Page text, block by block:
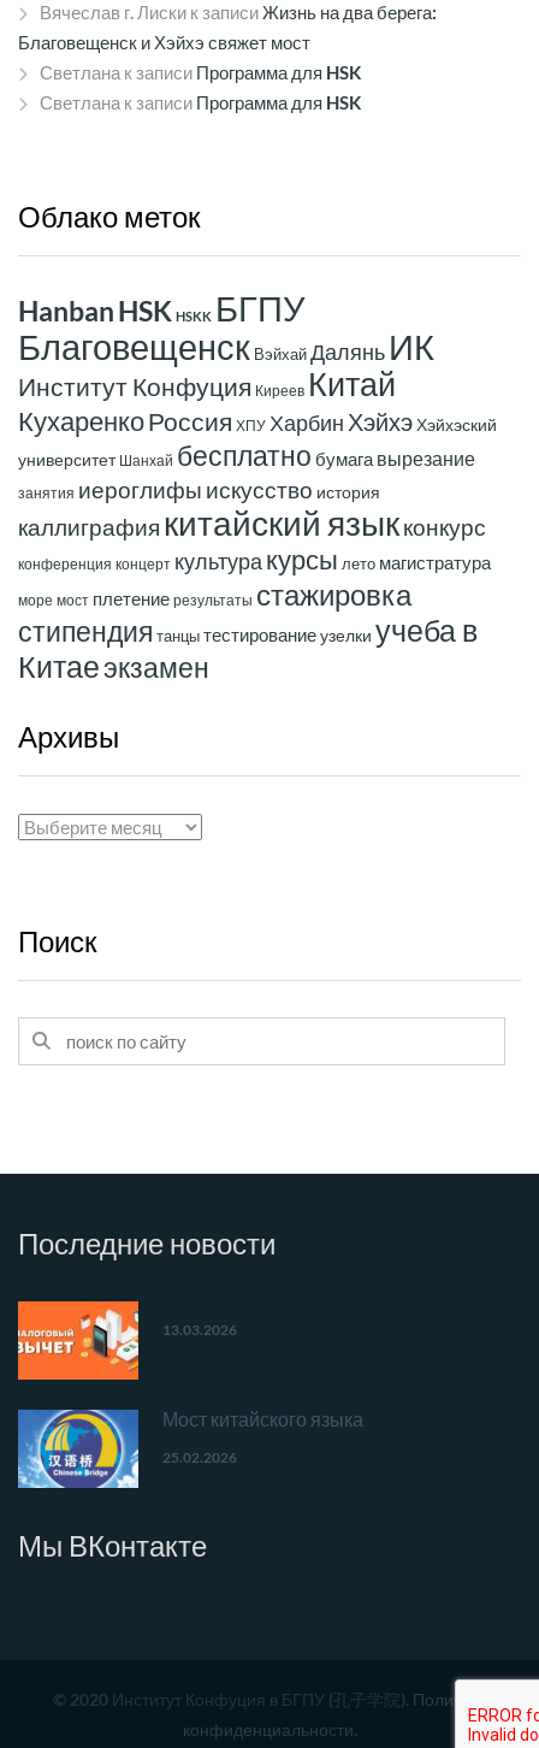
Вячеслав г. Лиски к записиЖизнь на два берега:
Благовещенск и Хэйхэ свяжет мост
Светлана к записи Программа для HSK
Светлана к записи Программа для HSK
Облако меток
HanbanHSK HSKK БГПУ
Благовещенск ВэйхайДалянь ИК
Институт Конфуция Киреев Китай
КухаренкоРоссия ХПУ Харбин ХэйхэХэйхэский
университет Шанхай бесплатно бумага вырезание
занятия иероглифы искусство история
каллиграфия китайский языкконкурс
конференция концерт культура курсы лето магистратура
море мост плетение результаты стажировка
стипендия танцытестированиеузелки учеба в
Китаеэкзамен
Архивы
Архивы
Поиск
Последние новости
13.03.2026
Мост китайского языка
25.02.2026
Мы ВКонтакте
© 2020 Институт Конфуция в БГПУ (孔子学院). Политика
конфиденциальности.